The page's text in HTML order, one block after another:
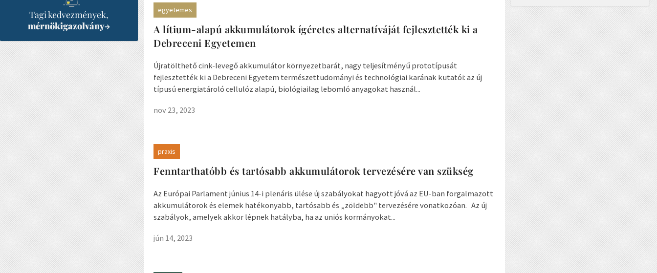
Tagi kedvezmények,
mérnökigazolvány→
egyetemes
A lítium-alapú akkumulátorok ígéretes alternatíváját fejlesztették ki a
Debreceni Egyetemen
Újratölthető cink-levegő akkumulátor környezetbarát, nagy teljesítményű prototípusát
fejlesztették ki a Debreceni Egyetem természettudományi és technológiai karának kutatói: az új
típusú energiatároló cellulóz alapú, biológiailag lebomló anyagokat használ...
nov 23, 2023
praxis
Fenntarthatóbb és tartósabb akkumulátorok tervezésére van szükség
Az Európai Parlament június 14-i plenáris ülése új szabályokat hagyott jóvá az EU-ban forgalmazott
akkumulátorok és elemek hatékonyabb, tartósabb és „zöldebb" tervezésére vonatkozóan. Az új
szabályok, amelyek akkor lépnek hatályba, ha az uniós kormányokat...
jún 14, 2023